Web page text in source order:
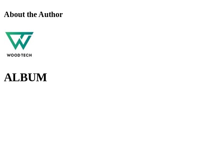
About the Author
ALBUM